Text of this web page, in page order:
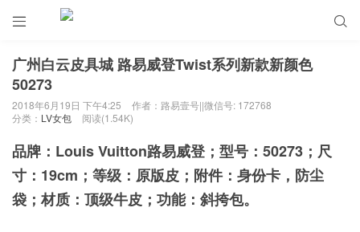
 
广州白云皮具城 路易威登Twist系列新款新颜色
50273
2018年6月19日 下午4:25
作者：路易壹号||微信号: 172768
分类： LV女包 阅读(1.54K)
品牌：Louis Vuitton路易威登；型号：50273；尺
寸：19cm；等级：原版皮；附件：身份卡，防尘
袋；材质：顶级牛皮；功能：斜挎包。